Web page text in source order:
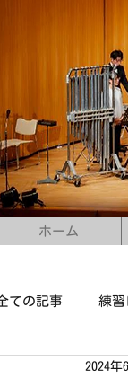
ホーム
ての記事 練習
2024年